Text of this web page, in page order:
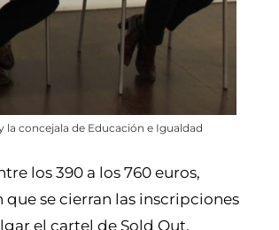
concejala de Educación e Igualdad
los 390 a los 760 euros,
se cierran las inscripciones
el cartel de Sold Out.